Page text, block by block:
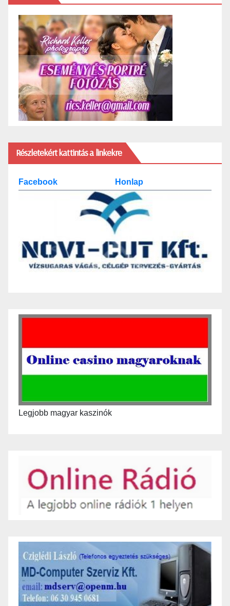
Részletekért kattintás a linkekre
Facebook Honlap
Legjobb magyar kaszinók